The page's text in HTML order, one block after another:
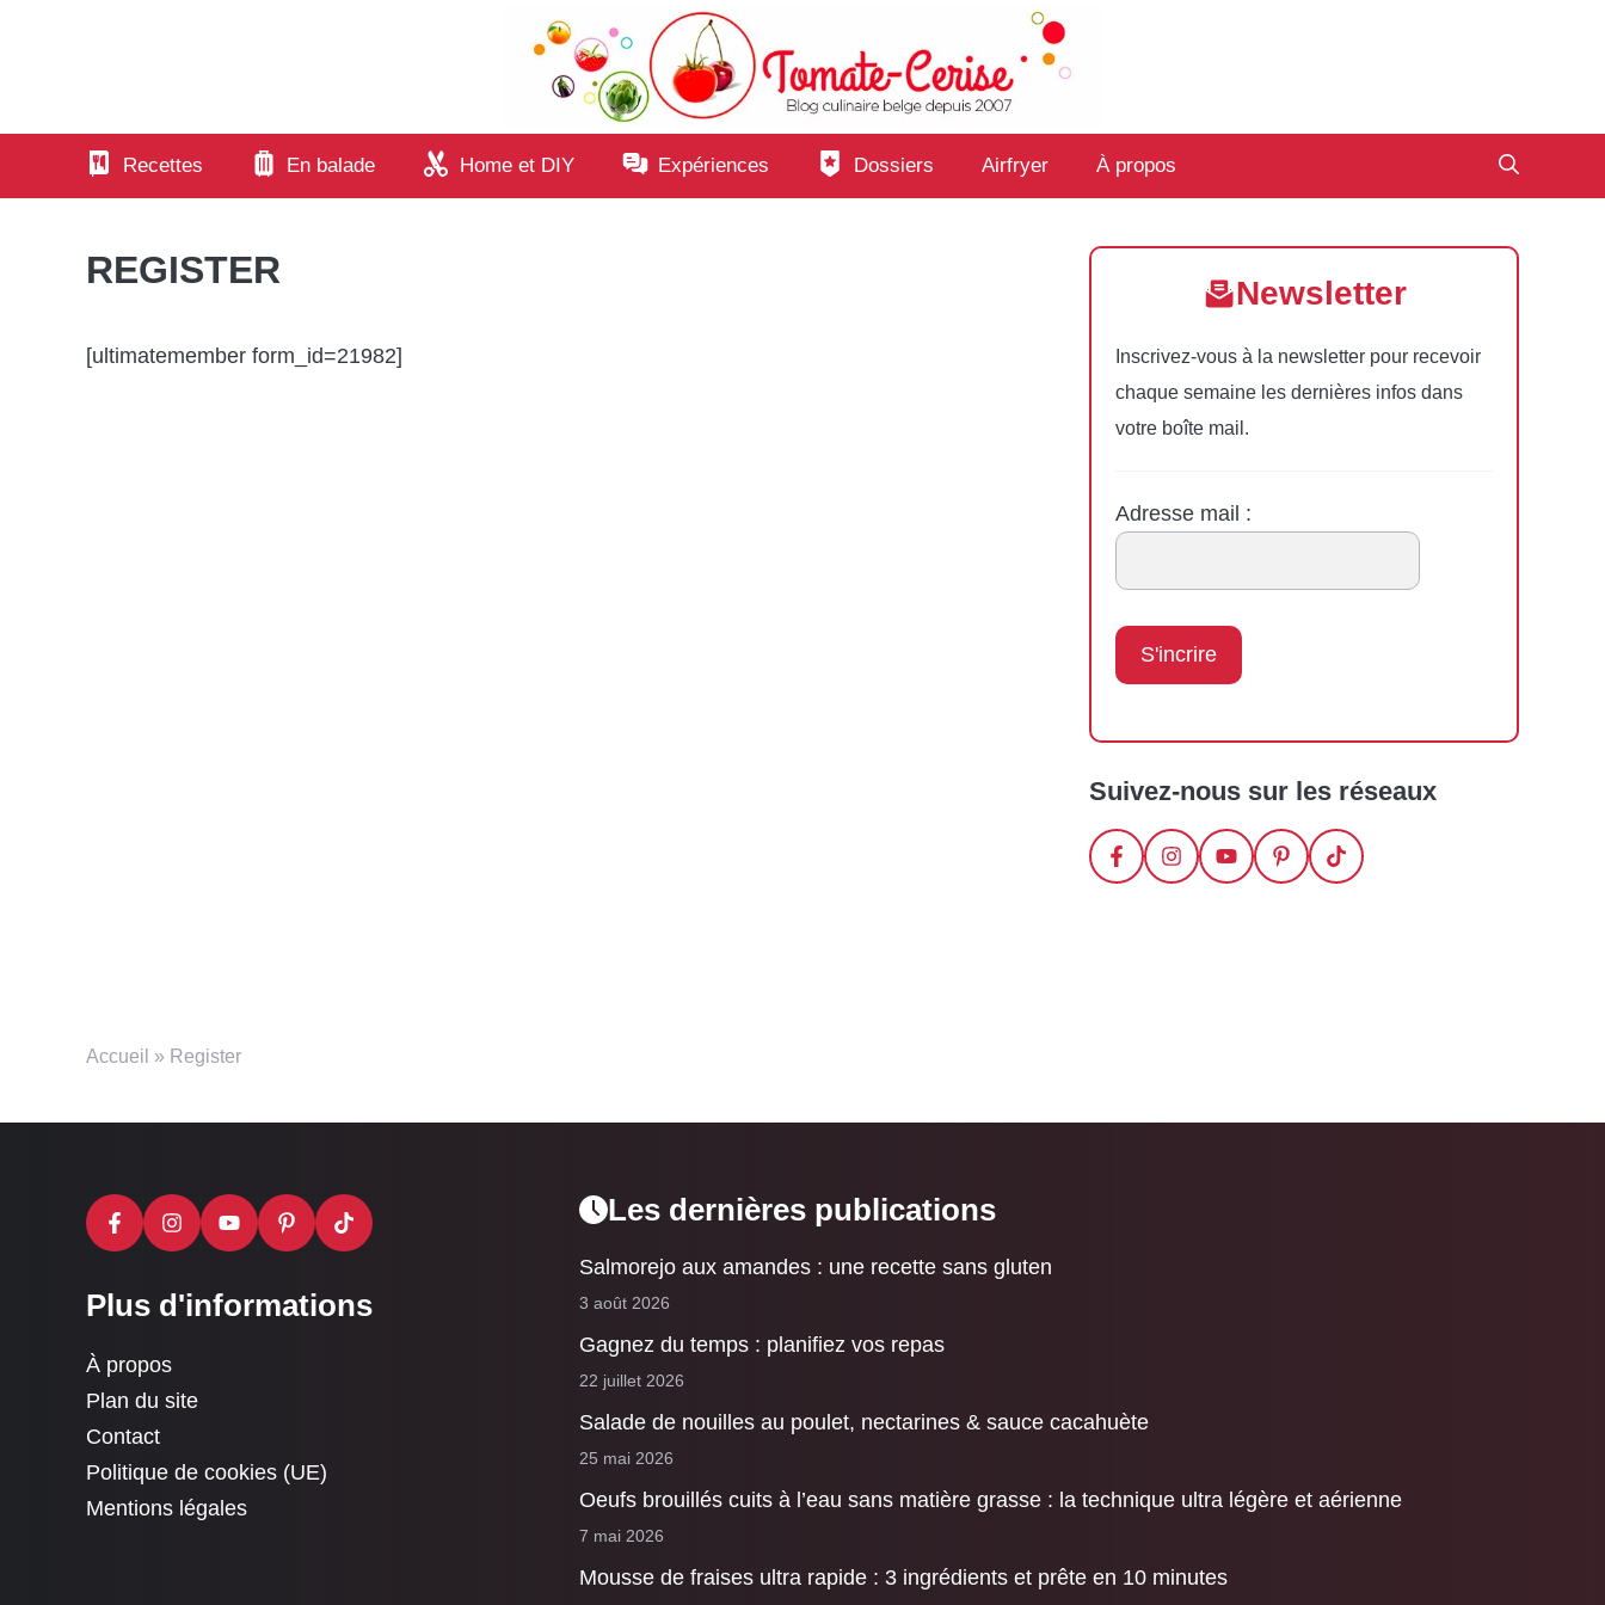
Recettes En balade Home et DIY Expériences Dossiers Airfryer À propos
REGISTER
[ultimatemember form_id=21982]
Newsletter
Inscrivez-vous à la newsletter pour recevoir
chaque semaine les dernières infos dans
votre boîte mail.
Adresse mail :
Suivez-nous sur les réseaux
Accueil » Register
Plus d'informations
À propos
Plan du site
Contact
Politique de cookies (UE)
Mentions légales
Les dernières publications
Salmorejo aux amandes : une recette sans gluten
3 août 2026
Gagnez du temps : planifiez vos repas
22 juillet 2026
Salade de nouilles au poulet, nectarines & sauce cacahuète
25 mai 2026
Oeufs brouillés cuits à l’eau sans matière grasse : la technique ultra légère et aérienne
7 mai 2026
Mousse de fraises ultra rapide : 3 ingrédients et prête en 10 minutes